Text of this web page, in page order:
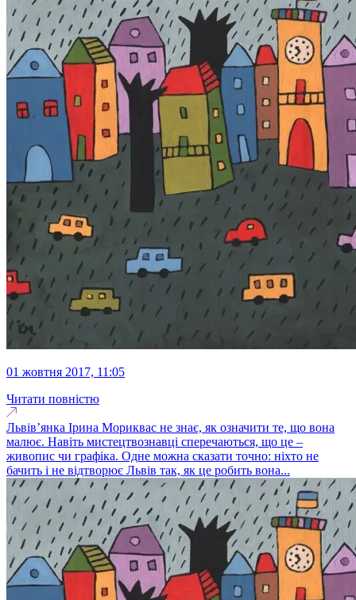
01 жовтня 2017, 11:05
Читати повністю
Львів’янка Ірина Мориквас не знає, як означити те, що вона
малює. Навіть мистецтвознавці сперечаються, що це –
живопис чи графіка. Одне можна сказати точно: ніхто не
бачить і не відтворює Львів так, як це робить вона...